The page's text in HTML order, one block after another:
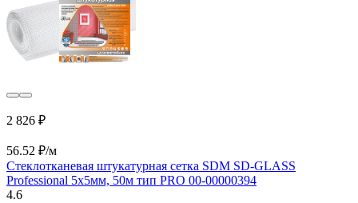
2 826 ₽
56.52 ₽/м
Стеклотканевая штукатурная сетка SDM SD-GLASS
Professional 5х5мм, 50м тип PRO 00-00000394
4.6